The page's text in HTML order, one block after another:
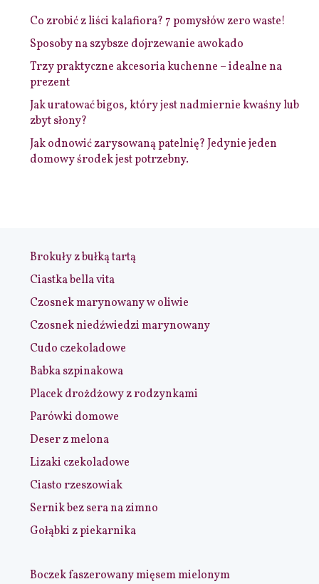
Co zrobić z liści kalafiora? 7 pomysłów zero waste!
Sposoby na szybsze dojrzewanie awokado
Trzy praktyczne akcesoria kuchenne – idealne na
prezent
Jak uratować bigos, który jest nadmiernie kwaśny lub
zbyt słony?
Jak odnowić zarysowaną patelnię? Jedynie jeden
domowy środek jest potrzebny.
Brokuły z bułką tartą
Ciastka bella vita
Czosnek marynowany w oliwie
Czosnek niedźwiedzi marynowany
Cudo czekoladowe
Babka szpinakowa
Placek drożdżowy z rodzynkami
Parówki domowe
Deser z melona
Lizaki czekoladowe
Ciasto rzeszowiak
Sernik bez sera na zimno
Gołąbki z piekarnika
Boczek faszerowany mięsem mielonym